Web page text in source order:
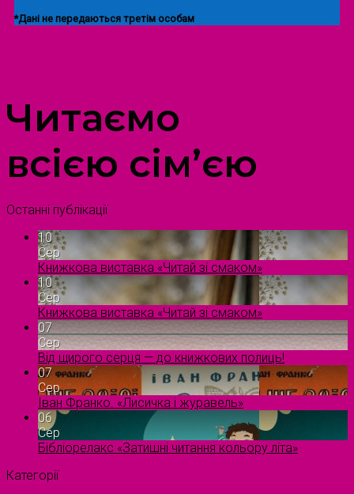
*Дані не передаються третім особам
Читаємо
всією сім’єю
Останні публікації
10
Сер
Книжкова виставка «Читай зі смаком»
10
Сер
Книжкова виставка «Читай зі смаком»
07
Сер
Від щирого серця — до книжкових полиць!
07
Сер
Іван Франко. «Лисичка і журавель»
06
Сер
Бібліорелакс «Затишні читання кольору літа»
Категорії